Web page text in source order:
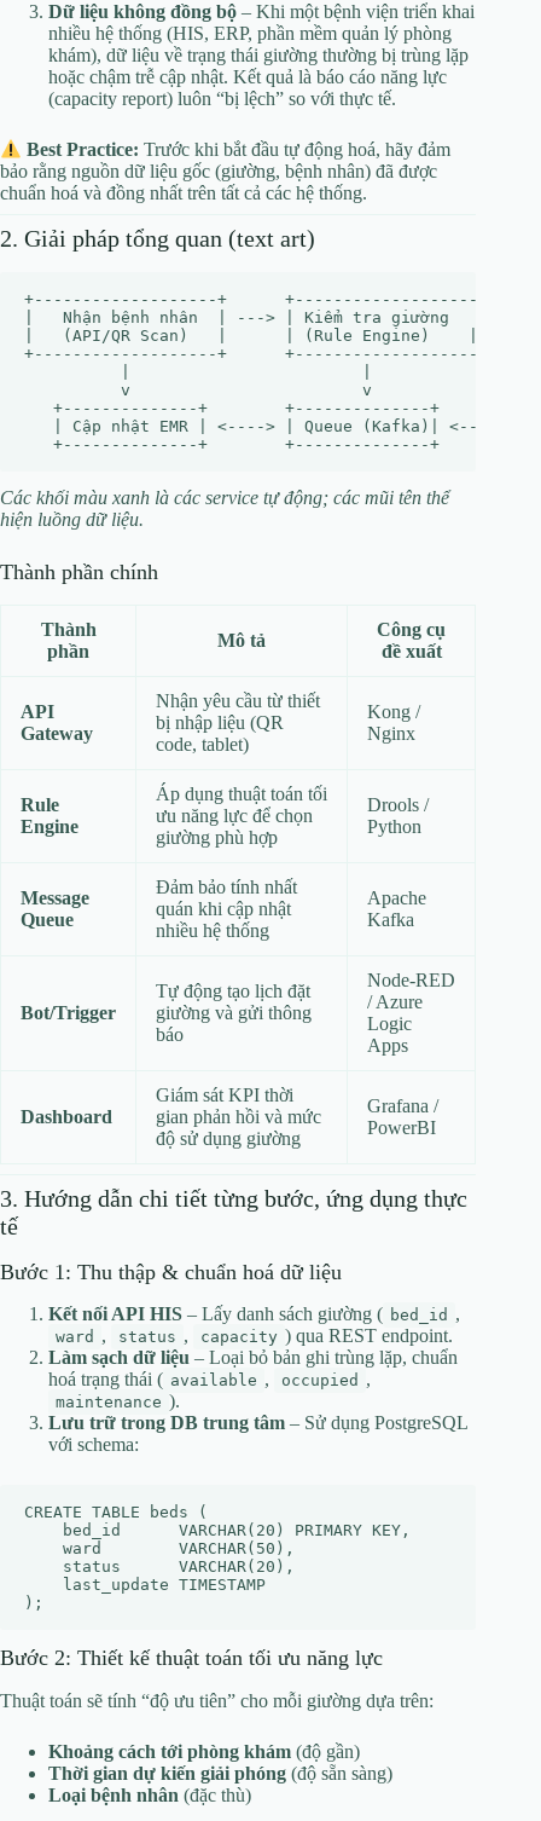
Dữ liệu không đồng bộ – Khi một bệnh viện triển khai
nhiều hệ thống (HIS, ERP, phần mềm quản lý phòng
khám), dữ liệu về trạng thái giường thường bị trùng lặp
hoặc chậm trễ cập nhật. Kết quả là báo cáo năng lực
(capacity report) luôn “bị lệch” so với thực tế.
Best Practice: Trước khi bắt đầu tự động hoá, hãy đảm
bảo rằng nguồn dữ liệu gốc (giường, bệnh nhân) đã được
chuẩn hoá và đồng nhất trên tất cả các hệ thống.
2. Giải pháp tổng quan (text art)
+-------------------+      +-------------------+
|   Nhận bệnh nhân  | ---> | Kiểm tra giường   |
|   (API/QR Scan)   |      | (Rule Engine)    |
+-------------------+      +-------------------+
v                        v
+--------------+        +--------------+
| Cập nhật EMR | <----> | Queue (Kafka)| <----> |
Các khối màu xanh là các service tự động; các mũi tên thể
hiện luồng dữ liệu.
Thành phần chính
Thành
phần
Mô tả
Công cụ
đề xuất
API
Gateway
Nhận yêu cầu từ thiết
bị nhập liệu (QR
code, tablet)
Kong /
Nginx
Rule
Engine
Áp dụng thuật toán tối
ưu năng lực để chọn
giường phù hợp
Drools /
Python
Message
Queue
Đảm bảo tính nhất
quán khi cập nhật
nhiều hệ thống
Apache
Kafka
Bot/Trigger
Tự động tạo lịch đặt
giường và gửi thông
báo
Node‑RED
/ Azure
Logic
Apps
Dashboard
Giám sát KPI thời
gian phản hồi và mức
độ sử dụng giường
Grafana /
PowerBI
3. Hướng dẫn chi tiết từng bước, ứng dụng thực
tế
Bước 1: Thu thập & chuẩn hoá dữ liệu
Kết nối API HIS – Lấy danh sách giường ( bed_id ,
ward , status , capacity ) qua REST endpoint.
Làm sạch dữ liệu – Loại bỏ bản ghi trùng lặp, chuẩn
hoá trạng thái ( available , occupied ,
maintenance ).
Lưu trữ trong DB trung tâm – Sử dụng PostgreSQL
với schema:
CREATE TABLE beds (
    bed_id      VARCHAR(20) PRIMARY KEY,
    ward        VARCHAR(50),
    status      VARCHAR(20),
    last_update TIMESTAMP
Bước 2: Thiết kế thuật toán tối ưu năng lực
Thuật toán sẽ tính “độ ưu tiên” cho mỗi giường dựa trên:
Khoảng cách tới phòng khám (độ gần)
Thời gian dự kiến giải phóng (độ sẵn sàng)
Loại bệnh nhân (đặc thù)